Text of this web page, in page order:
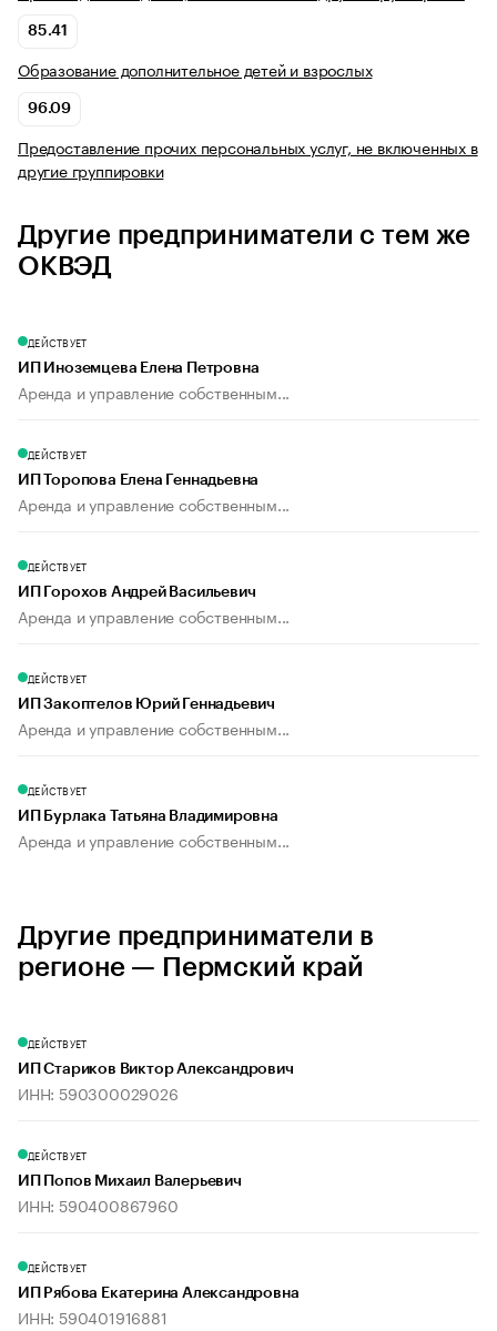
85.41
Образование дополнительное детей и взрослых
96.09
Предоставление прочих персональных услуг, не включенных в
другие группировки
Другие предприниматели с тем же
ОКВЭД
ДЕЙСТВУЕТ
ИП Иноземцева Елена Петровна
Аренда и управление собственным...
ДЕЙСТВУЕТ
ИП Торопова Елена Геннадьевна
Аренда и управление собственным...
ДЕЙСТВУЕТ
ИП Горохов Андрей Васильевич
Аренда и управление собственным...
ДЕЙСТВУЕТ
ИП Закоптелов Юрий Геннадьевич
Аренда и управление собственным...
ДЕЙСТВУЕТ
ИП Бурлака Татьяна Владимировна
Аренда и управление собственным...
Другие предприниматели в
регионе — Пермский край
ДЕЙСТВУЕТ
ИП Стариков Виктор Александрович
ИНН: 590300029026
ДЕЙСТВУЕТ
ИП Попов Михаил Валерьевич
ИНН: 590400867960
ДЕЙСТВУЕТ
ИП Рябова Екатерина Александровна
ИНН: 590401916881